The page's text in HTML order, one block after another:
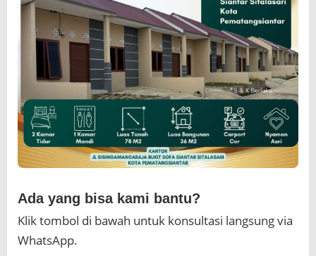
Ada yang bisa kami bantu?
Klik tombol di bawah untuk konsultasi langsung via
WhatsApp.